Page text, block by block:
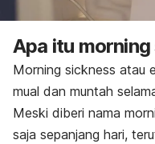
Apa itu
Morning sickness atau
mual dan muntah
Meski diberi nama
saja sepanjang hari,